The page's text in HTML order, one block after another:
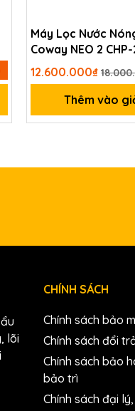
Máy Lọc Nước
Coway NEO 2
12.600.000₫
Thêm vào
lõi
CHÍNH SÁCH
Chính sách bảo
Chính sách đổi
Chính sách bảo
bảo trì
Chính sách đại